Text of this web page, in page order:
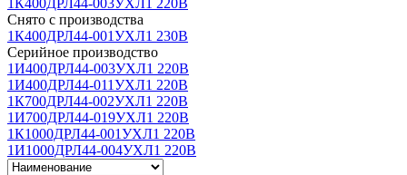
1К400ДРЛ44-003УХЛ1 220В
Снято с производства
1К400ДРЛ44-001УХЛ1 230В
Серийное производство
1И400ДРЛ44-003УХЛ1 220В
1И400ДРЛ44-011УХЛ1 220В
1К700ДРЛ44-002УХЛ1 220В
1И700ДРЛ44-019УХЛ1 220В
1К1000ДРЛ44-001УХЛ1 220В
1И1000ДРЛ44-004УХЛ1 220В